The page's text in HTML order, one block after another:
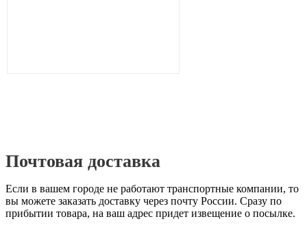
Почтовая доставка
Если в вашем городе не работают транспортные компании, то
вы можете заказать доставку через почту России. Сразу по
прибытии товара, на ваш адрес придет извещение о посылке.